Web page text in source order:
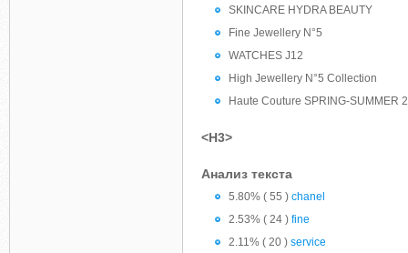
SKINCARE HYDRA BEAUTY
Fine Jewellery N°5
WATCHES J12
High Jewellery N°5 Collection
Haute Couture SPRING-SUMMER
<H3>
Анализ текста
5.80% ( 55 ) chanel
2.53% ( 24 ) fine
2.11% ( 20 ) service